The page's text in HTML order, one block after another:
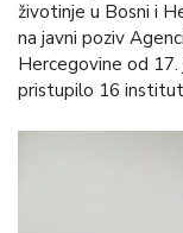
životinje u Bosni i
na javni poziv
Hercegovine od 17.
pristupilo 16